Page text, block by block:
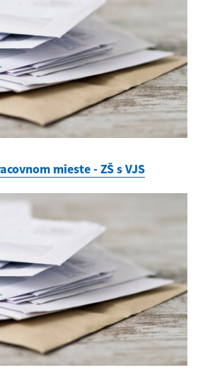
mieste - ZŠ s VJS